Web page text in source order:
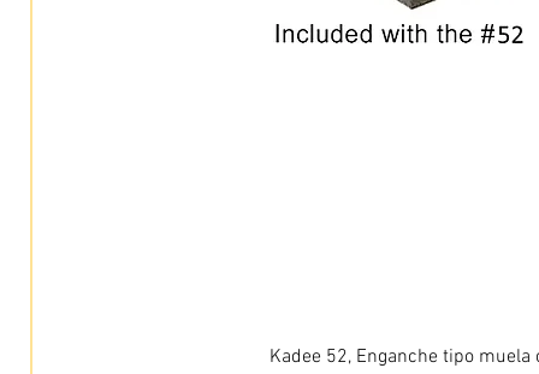
Kadee 52, Enganche tipo